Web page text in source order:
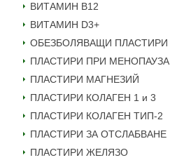
ВИТАМИН B12
ВИТАМИН D3+
ОБЕЗБОЛЯВАЩИ ПЛАСТИРИ
ПЛАСТИРИ ПРИ МЕНОПАУЗА
ПЛАСТИРИ МАГНЕЗИЙ
ПЛАСТИРИ КОЛАГЕН 1 и 3
ПЛАСТИРИ КОЛАГЕН ТИП-2
ПЛАСТИРИ ЗА ОТСЛАБВАНЕ
ПЛАСТИРИ ЖЕЛЯЗО